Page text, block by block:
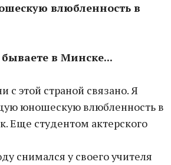
влюбленность в
в Минске...
с этой страной связано. Я
юношескую влюбленность в
Еще студентом актерского
снимался у своего учителя